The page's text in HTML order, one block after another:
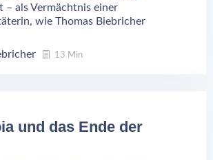
– als Vermächtnis einer
wie Thomas Biebricher
13 Min
und das Ende der